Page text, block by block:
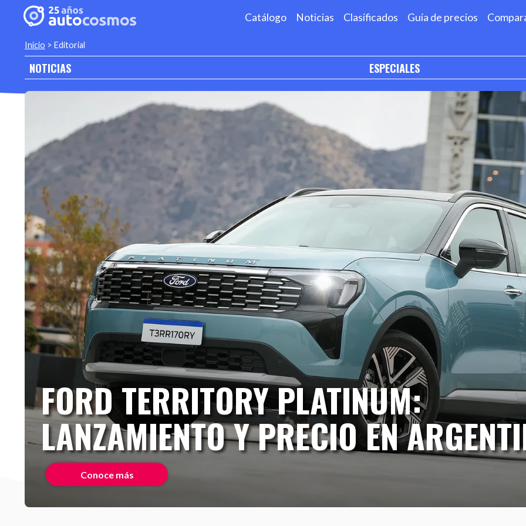
Catálogo Noticias Clasificados Guía de precios
Inicio > Editorial
NOTICIAS ESPECIALES
FORD TERRITORY PLATINUM:
LANZAMIENTO Y PRECIO EN
Conoce más